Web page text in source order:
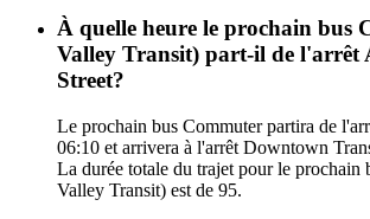
À quelle heure le prochain bus
Valley Transit) part-il de l'arrêt
Street?
Le prochain bus Commuter partira de
06:10 et arrivera à l'arrêt Downtown
La durée totale du trajet pour le prochain
Valley Transit) est de 95.